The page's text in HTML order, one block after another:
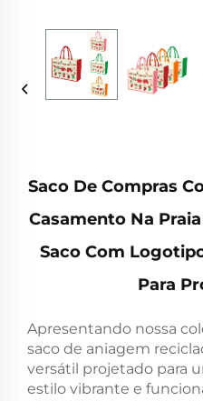
Saco De Compras
Casamento Na
Saco Com
Para
Apresentando nossa
saco de aniagem
versátil projetado para
estilo vibrante e